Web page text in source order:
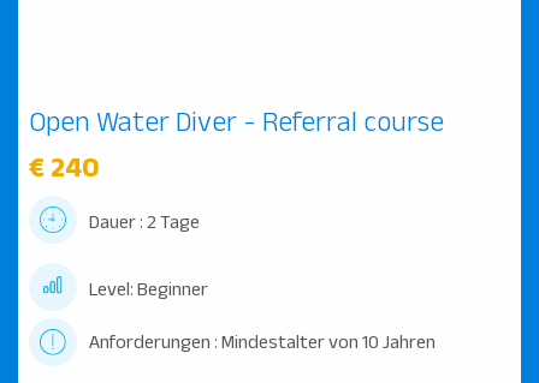
Open Water Diver - Referral course
€ 240
Dauer : 2 Tage
Level: Beginner
Anforderungen : Mindestalter von 10 Jahren